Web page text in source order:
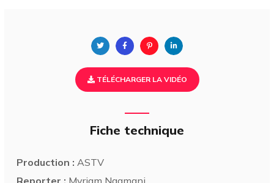
TÉLÉCHARGER LA VIDÉO
Fiche technique
Production : ASTV
Reporter : Myriam Naamani